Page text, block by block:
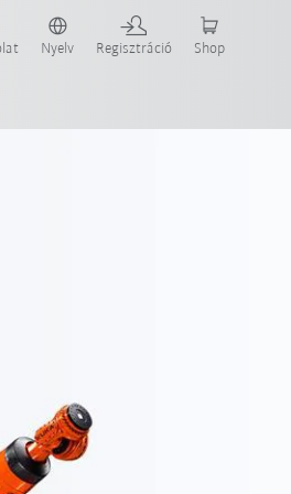
Nyelv Regisztráció Shop